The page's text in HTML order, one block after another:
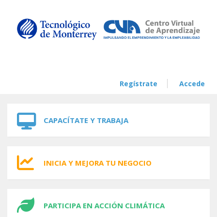
Regístrate Accede
CAPACÍTATE Y TRABAJA
INICIA Y MEJORA TU NEGOCIO
PARTICIPA EN ACCIÓN CLIMÁTICA